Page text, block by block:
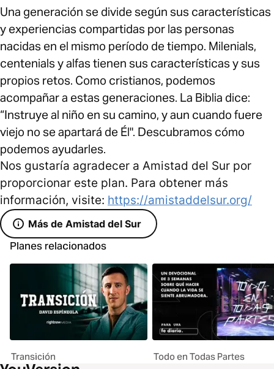
Una generación se divide según sus características
y experiencias compartidas por las personas
nacidas en el mismo período de tiempo. Milenials,
centenials y alfas tienen sus características y sus
propios retos. Como cristianos, podemos
acompañar a estas generaciones. La Biblia dice:
“Instruye al niño en su camino, y aun cuando fuere
viejo no se apartará de Él". Descubramos cómo
podemos ayudarles.
Nos gustaría agradecer a Amistad del Sur por
proporcionar este plan. Para obtener más
información, visite: https://amistaddelsur.org/
Más de Amistad del Sur
Planes relacionados
Transición Todo en Todas Partes